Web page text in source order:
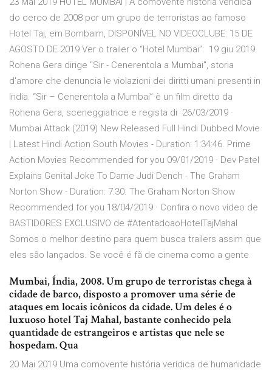
do cerco de 2008 por um grupo de terroristas ao famoso
Hotel Taj, em Bombaim, DISPONÍVEL NO VIDEOCLUBE: 15 DE
AGOSTO DE 2019 Ver o trailer o “Hotel Mumbai”: 19 giu 2019
Rohena Gera dirige "Sir - Cenerentola a Mumbai", storia
d'amore che denuncia le violazioni dei diritti umani presenti in
India. “Sir – Cenerentola a Mumbai” è un film diretto da
Rohena Gera, sceneggiatrice e regista di 26/03/2019 ·
Mumbai Attack (2019) New Released Full Hindi Dubbed Movie
| Latest Hindi Action South Movies - Duration: 1:34:46. Prime
Action Movies Recommended for you 09/01/2019 · Dev Patel
Explains Genital Joke To Dame Judi Dench - The Graham
Norton Show - Duration: 7:30. The Graham Norton Show
Recommended for you 18/04/2019 · Confira o novo vídeo de
BASTIDORES EXCLUSIVO de #AtentadoaoHotelTajMahal
Somos o melhor destino para quem busca trailers assim que
eles são lançados. Se você é fã de cinema como a gente
Mumbai, Índia, 2008. Um grupo de terroristas chega à
cidade de barco, disposto a promover uma série de
ataques em locais icônicos da cidade. Um deles é o
luxuoso hotel Taj Mahal, bastante conhecido pela
quantidade de estrangeiros e artistas que nele se
hospedam. Qua
20 Mai 2019 Uma comovente história verídica de humanidade